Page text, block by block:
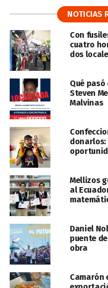
NOTICIAS
Con
cuatro
dos
Qué
Steven
Malvinas
donarlos:
Mellizos
al
Daniel
puente
obra
Camarón